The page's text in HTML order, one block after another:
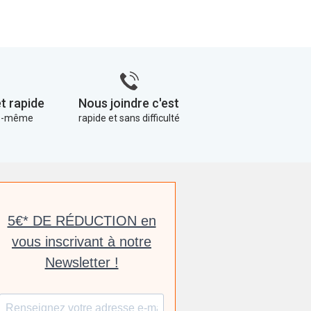
rapide
même
Nous joindre c'est
rapide et sans difficulté